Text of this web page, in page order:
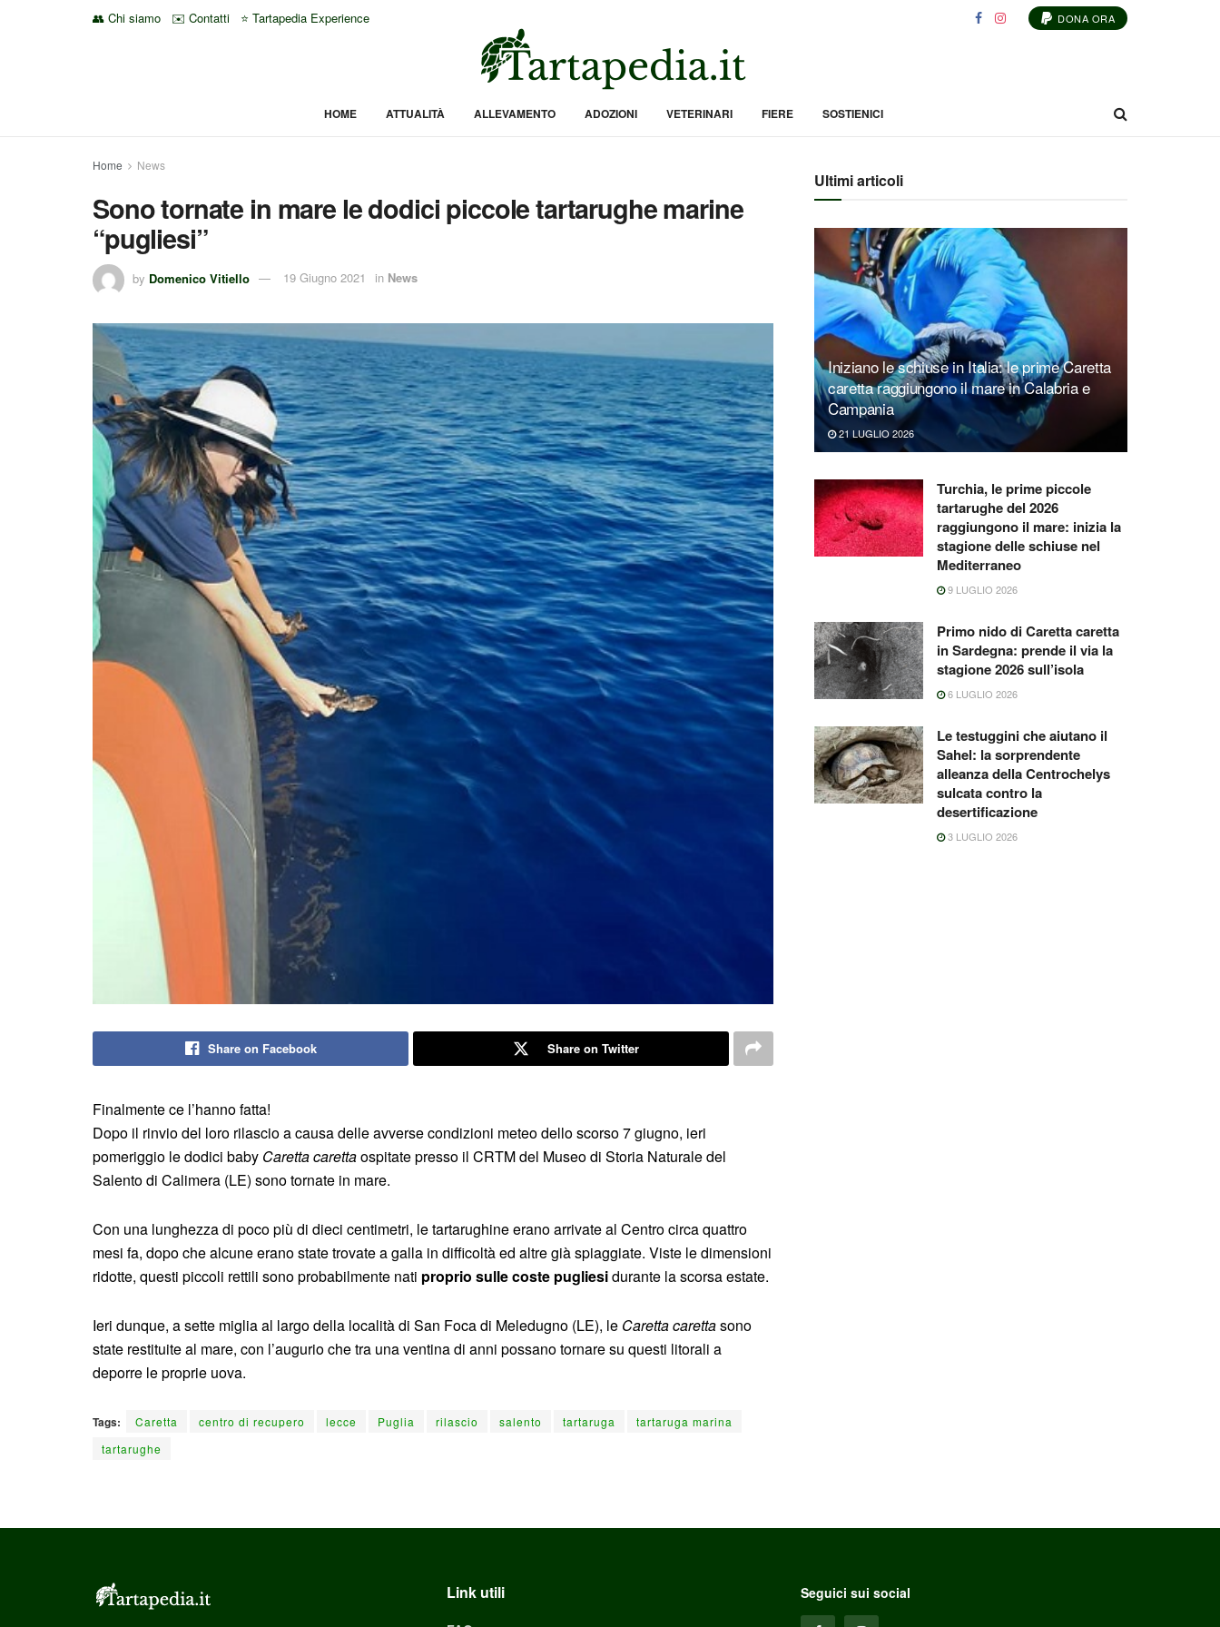
👥 Chi siamo ✉️ Contatti ⭐ Tartapedia Experience DONA ORA
HOME ATTUALITÀ ALLEVAMENTO ADOZIONI VETERINARI FIERE SOSTIENICI
Home News
Sono tornate in mare le dodici piccole tartarughe marine
“pugliesi”
by Domenico Vitiello 19 Giugno 2021 in News
Share on Facebook Share on Twitter
Finalmente ce l’hanno fatta!
Dopo il rinvio del loro rilascio a causa delle avverse condizioni meteo dello scorso 7 giugno, ieri
pomeriggio le dodici baby Caretta carettaospitate presso il CRTM del Museo di Storia Naturale del
Salento di Calimera (LE) sono tornate in mare.
Con una lunghezza di poco più di dieci centimetri, le tartarughine erano arrivate al Centro circa quattro
mesi fa, dopo che alcune erano state trovate a galla in difficoltà ed altre già spiaggiate. Viste le dimensioni
ridotte, questi piccoli rettili sono probabilmente nati proprio sulle coste pugliesidurante la scorsa estate.
Ieri dunque, a sette miglia al largo della località di San Foca di Meledugno (LE), le Caretta carettasono
state restituite al mare, con l’augurio che tra una ventina di anni possano tornare su questi litorali a
deporre le proprie uova.
Tags: Caretta centro di recupero lecce Puglia rilascio salento tartaruga
tartaruga marina
tartarughe
Ultimi articoli
Iniziano le schiuse in Italia: le prime Caretta
caretta raggiungono il mare in Calabria e
Campania
21 LUGLIO 2026
Turchia, le prime piccole
tartarughe del 2026
raggiungono il mare: inizia la
stagione delle schiuse nel
Mediterraneo
9 LUGLIO 2026
Primo nido di Caretta caretta
in Sardegna: prende il via la
stagione 2026 sull’isola
6 LUGLIO 2026
Le testuggini che aiutano il
Sahel: la sorprendente
alleanza della Centrochelys
sulcata contro la
desertificazione
3 LUGLIO 2026
Link utili Seguici sui social